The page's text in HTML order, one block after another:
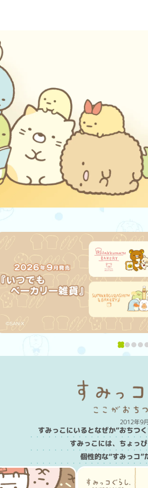
2012年9
すみっこにいるとなぜか“おちつ
すみっこには、ちょっ
個性的な“すみっコ”